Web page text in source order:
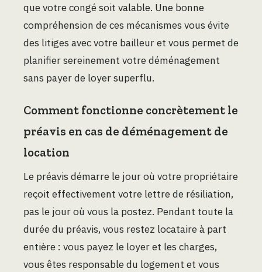
que votre congé soit valable. Une bonne
compréhension de ces mécanismes vous évite
des litiges avec votre bailleur et vous permet de
planifier sereinement votre déménagement
sans payer de loyer superflu.
Comment fonctionne concrètement le
préavis en cas de déménagement de
location
Le préavis démarre le jour où votre propriétaire
reçoit effectivement votre lettre de résiliation,
pas le jour où vous la postez. Pendant toute la
durée du préavis, vous restez locataire à part
entière : vous payez le loyer et les charges,
vous êtes responsable du logement et vous